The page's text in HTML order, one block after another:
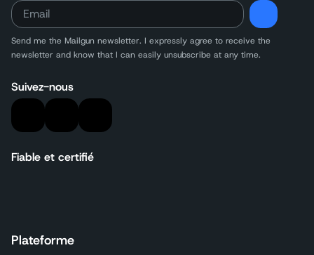
Send me the Mailgun newsletter. I expressly agree to receive the
newsletter and know that I can easily unsubscribe at any time.
Suivez-nous
Fiable et certifié
Plateforme